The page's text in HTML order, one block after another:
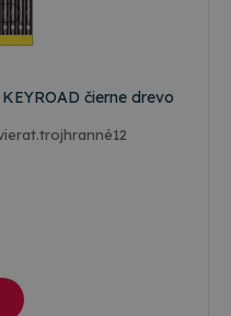
čierne drevo